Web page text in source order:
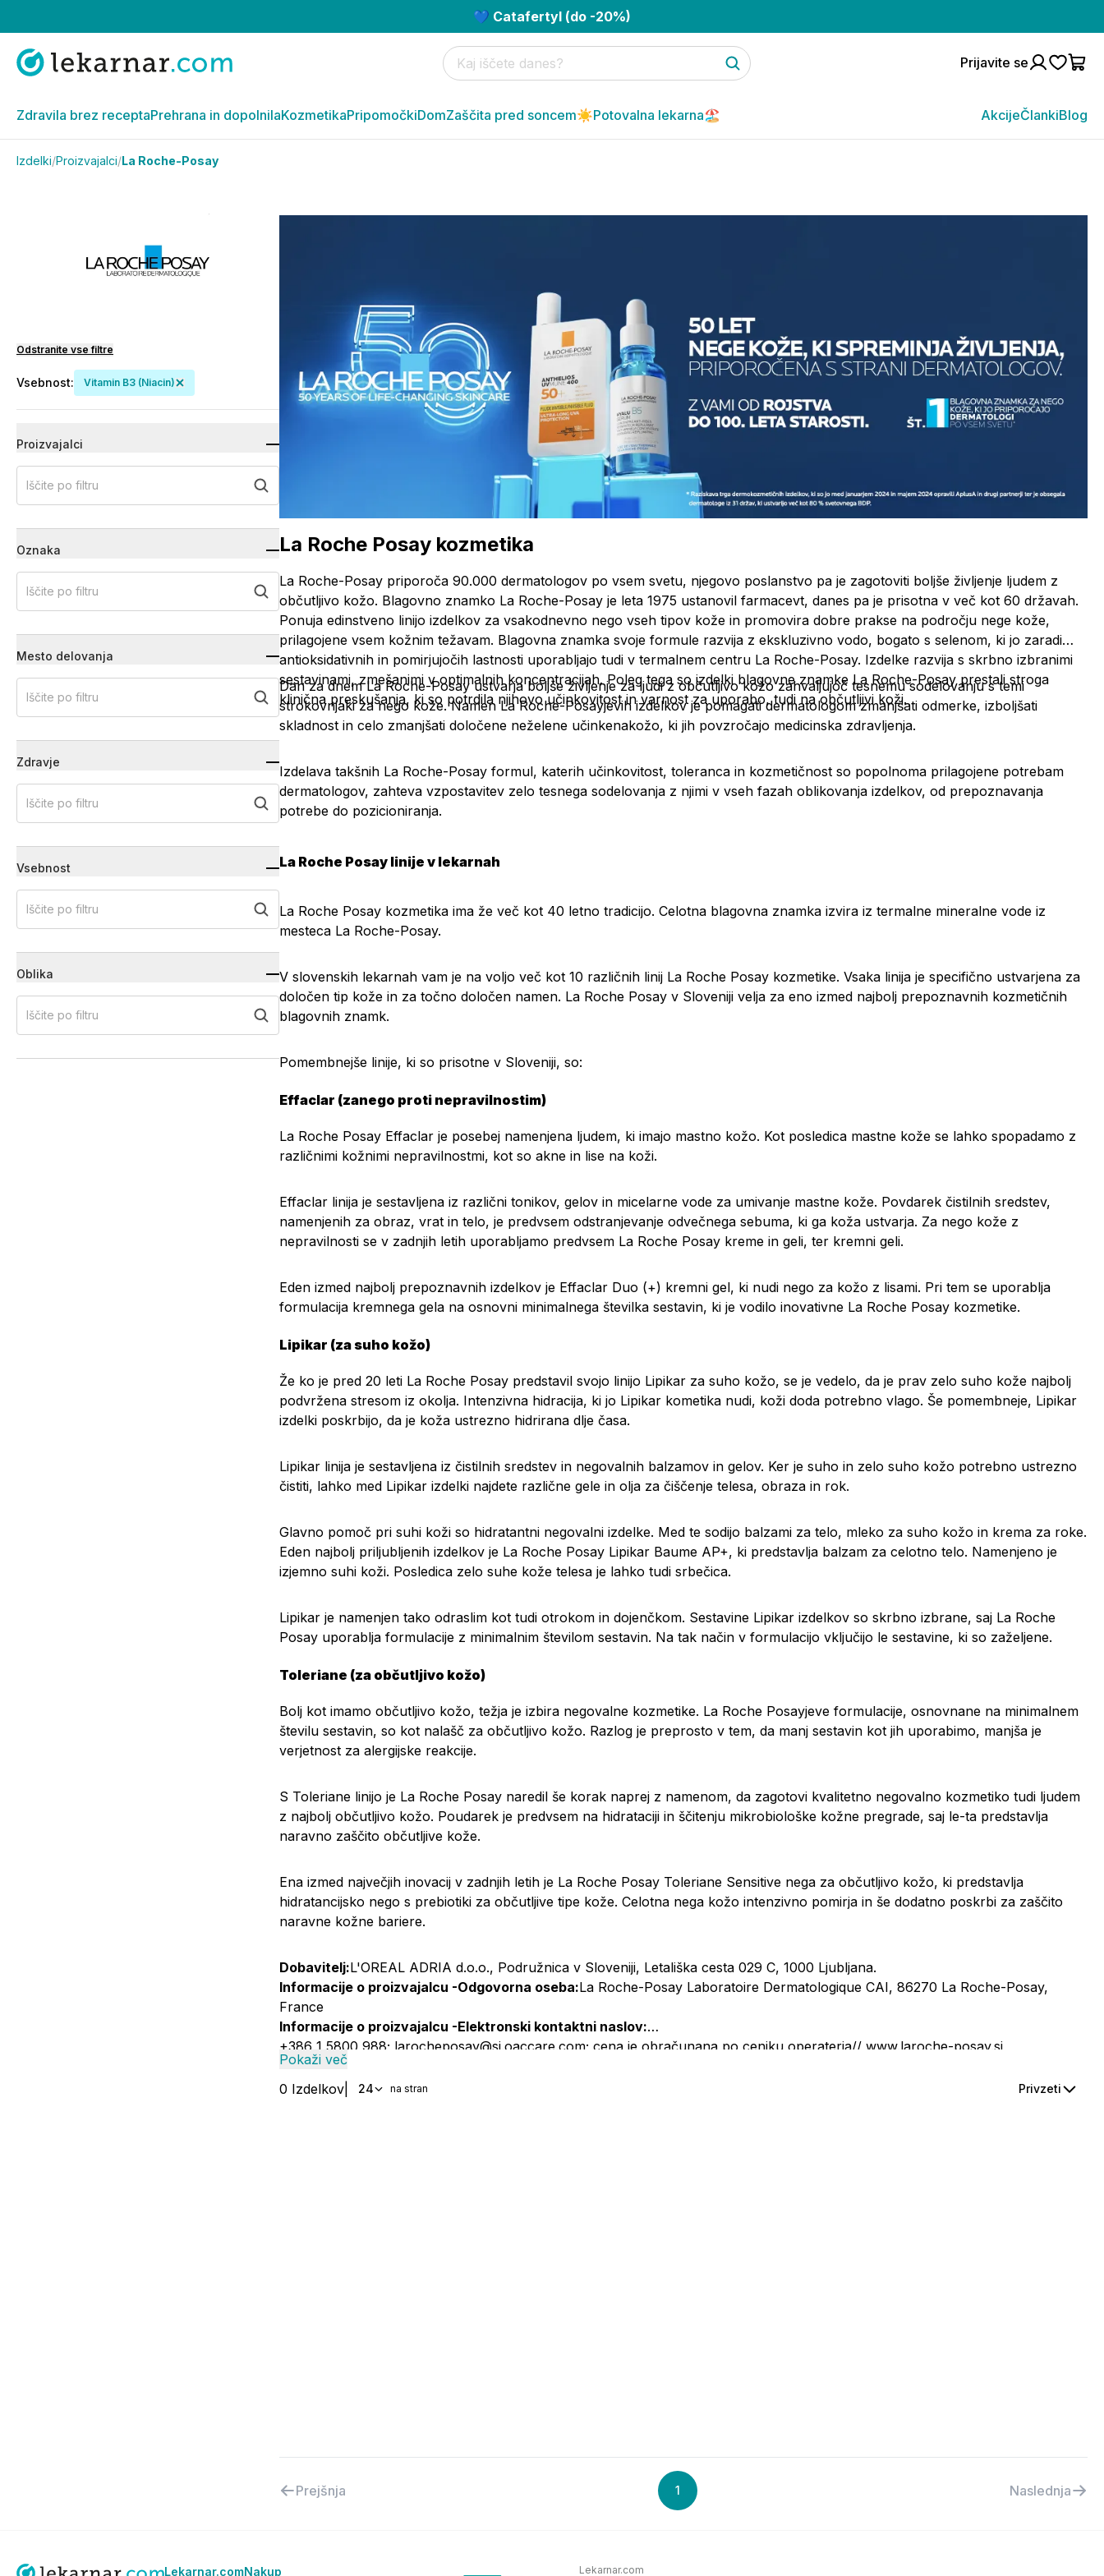
💙 Catafertyl (do -20%)
Prijavite se
Zdravila brez receptaPrehrana in dopolnilaKozmetikaPripomočkiDomZaščita pred soncem☀️Potovalna lekarna🏖️ AkcijeČlankiBlog
Izdelki/Proizvajalci/La Roche-Posay
Odstranite vse filtre
Vsebnost: Vitamin B3 (niacin)
Proizvajalci
Iščite po filtru
Oznaka
Iščite po filtru
Mesto delovanja
Iščite po filtru
Zdravje
Iščite po filtru
Vsebnost
Iščite po filtru
Oblika
Iščite po filtru
La Roche Posay kozmetika
La Roche-Posay priporoča 90.000 dermatologov po vsem svetu, njegovo poslanstvo pa je zagotoviti boljše življenje ljudem z
občutljivo kožo. Blagovno znamko La Roche-Posay je leta 1975 ustanovil farmacevt, danes pa je prisotna v več kot 60 državah.
Ponuja edinstveno linijo izdelkov za vsakodnevno nego vseh tipov kože in promovira dobre prakse na področju nege kože,
prilagojene vsem kožnim težavam. Blagovna znamka svoje formule razvija z ekskluzivno vodo, bogato s selenom, ki jo zaradi
antioksidativnih in pomirjujočih lastnosti uporabljajo tudi v termalnem centru La Roche-Posay. Izdelke razvija s skrbno izbranimi
sestavinami, zmešanimi v optimalnih koncentracijah. Poleg tega so izdelki blagovne znamke La Roche-Posay prestali stroga
klinična preskušanja, ki so potrdila njihovo učinkovitost in varnost za uporabo, tudi na občutljivi koži.
Dan za dnem La Roche-Posay ustvarja boljše življenje za ljudi z občutljivo kožo zahvaljujoč tesnemu sodelovanju s temi
strokovnjaki za nego kože. Namen La Roche-Posayjevih izdelkov je pomagati dermatologom zmanjšati odmerke, izboljšati
skladnost in celo zmanjšati določene neželene učinkenakožo, ki jih povzročajo medicinska zdravljenja.
Izdelava takšnih La Roche-Posay formul, katerih učinkovitost, toleranca in kozmetičnost so popolnoma prilagojene potrebam
dermatologov, zahteva vzpostavitev zelo tesnega sodelovanja z njimi v vseh fazah oblikovanja izdelkov, od prepoznavanja
potrebe do pozicioniranja.
La Roche Posay linije v lekarnah
La Roche Posay kozmetika ima že več kot 40 letno tradicijo. Celotna blagovna znamka izvira iz termalne mineralne vode iz
mesteca La Roche-Posay.
V slovenskih lekarnah vam je na voljo več kot 10 različnih linij La Roche Posay kozmetike. Vsaka linija je specifično ustvarjena za
določen tip kože in za točno določen namen. La Roche Posay v Sloveniji velja za eno izmed najbolj prepoznavnih kozmetičnih
blagovnih znamk.
Pomembnejše linije, ki so prisotne v Sloveniji, so:
Effaclar (zanego proti nepravilnostim)
La Roche Posay Effaclar je posebej namenjena ljudem, ki imajo mastno kožo. Kot posledica mastne kože se lahko spopadamo z
različnimi kožnimi nepravilnostmi, kot so akne in lise na koži.
Effaclar linija je sestavljena iz različni tonikov, gelov in micelarne vode za umivanje mastne kože. Povdarek čistilnih sredstev,
namenjenih za obraz, vrat in telo, je predvsem odstranjevanje odvečnega sebuma, ki ga koža ustvarja. Za nego kože z
nepravilnosti se v zadnjih letih uporabljamo predvsem La Roche Posay kreme in geli, ter kremni geli.
Eden izmed najbolj prepoznavnih izdelkov je Effaclar Duo (+) kremni gel, ki nudi nego za kožo z lisami. Pri tem se uporablja
formulacija kremnega gela na osnovni minimalnega številka sestavin, ki je vodilo inovativne La Roche Posay kozmetike.
Lipikar (za suho kožo)
Že ko je pred 20 leti La Roche Posay predstavil svojo linijo Lipikar za suho kožo, se je vedelo, da je prav zelo suho kože najbolj
podvržena stresom iz okolja. Intenzivna hidracija, ki jo Lipikar kometika nudi, koži doda potrebno vlago. Še pomembneje, Lipikar
izdelki poskrbijo, da je koža ustrezno hidrirana dlje časa.
Lipikar linija je sestavljena iz čistilnih sredstev in negovalnih balzamov in gelov. Ker je suho in zelo suho kožo potrebno ustrezno
čistiti, lahko med Lipikar izdelki najdete različne gele in olja za čiščenje telesa, obraza in rok.
Glavno pomoč pri suhi koži so hidratantni negovalni izdelke. Med te sodijo balzami za telo, mleko za suho kožo in krema za roke.
Eden najbolj priljubljenih izdelkov je La Roche Posay Lipikar Baume AP+, ki predstavlja balzam za celotno telo. Namenjeno je
izjemno suhi koži. Posledica zelo suhe kože telesa je lahko tudi srbečica.
Lipikar je namenjen tako odraslim kot tudi otrokom in dojenčkom. Sestavine Lipikar izdelkov so skrbno izbrane, saj La Roche
Posay uporablja formulacije z minimalnim številom sestavin. Na tak način v formulacijo vključijo le sestavine, ki so zaželjene.
Toleriane (za občutljivo kožo)
Bolj kot imamo občutljivo kožo, težja je izbira negovalne kozmetike. La Roche Posayjeve formulacije, osnovnane na minimalnem
številu sestavin, so kot nalašč za občutljivo kožo. Razlog je preprosto v tem, da manj sestavin kot jih uporabimo, manjša je
verjetnost za alergijske reakcije.
S Toleriane linijo je La Roche Posay naredil še korak naprej z namenom, da zagotovi kvalitetno negovalno kozmetiko tudi ljudem
z najbolj občutljivo kožo. Poudarek je predvsem na hidrataciji in ščitenju mikrobiološke kožne pregrade, saj le-ta predstavlja
naravno zaščito občutljive kože.
Ena izmed največjih inovacij v zadnjih letih je La Roche Posay Toleriane Sensitive nega za občutljivo kožo, ki predstavlja
hidratancijsko nego s prebiotiki za občutljive tipe kože. Celotna nega kožo intenzivno pomirja in še dodatno poskrbi za zaščito
naravne kožne bariere.
Dobavitelj:L'OREAL ADRIA d.o.o., Podružnica v Sloveniji, Letališka cesta 029 C, 1000 Ljubljana.
Informacije o proizvajalcu -Odgovorna oseba:La Roche-Posay Laboratoire Dermatologique CAI, 86270 La Roche-Posay,
France
Informacije o proizvajalcu -Elektronski kontaktni naslov:
+386 1 5800 988; larocheposay@si.oaccare.com; cena je obračunana po ceniku operaterja// www.laroche-posay.si
Pokaži več
0 Izdelkov 24 na stran Privzeti
Prejšnja 1 Naslednja
Lekarnar.comNakup Lekarnar.com